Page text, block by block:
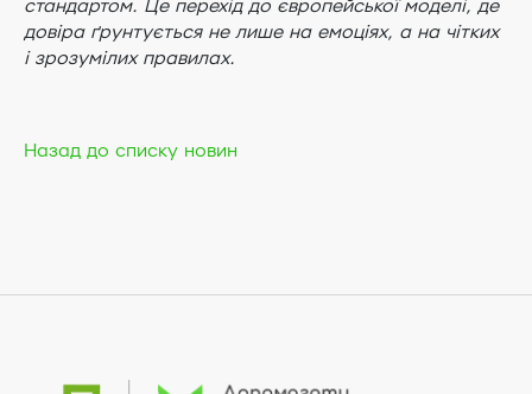
стандартом. Це перехід до європейської моделі, де
довіра ґрунтується не лише на емоціях, а на чітких
і зрозумілих правилах.
Назад до списку новин